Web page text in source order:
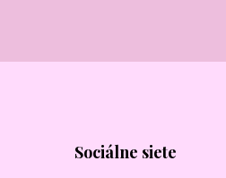
Sociálne siete